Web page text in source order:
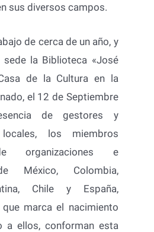
sus diversos campos.
de cerca de un año, y
la Biblioteca «José
de la Cultura en la
el 12 de Septiembre
de gestores y
locales, los miembros
organizaciones e
México, Colombia,
Chile y España,
marca el nacimiento
a ellos, conforman esta